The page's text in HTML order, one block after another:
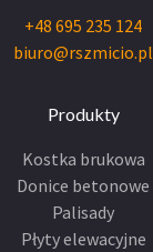
+48 695 235 124
biuro@rszmicio.pl
Produkty
Kostka brukowa
Donice betonowe
Palisady
Płyty elewacyjne